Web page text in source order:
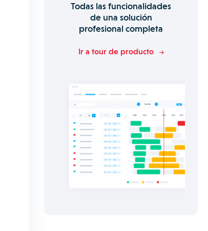
Todas las funcionalidades
de una solución
profesional completa
Ir a tour de producto